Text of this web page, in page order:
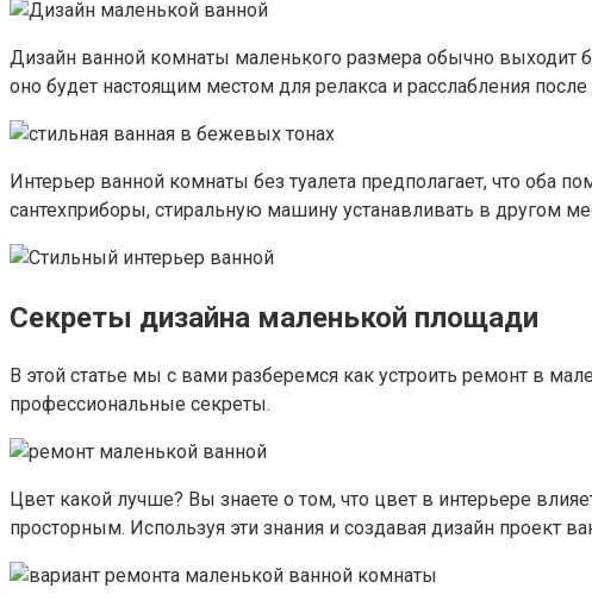
Дизайн ванной комнаты маленького размера обычно выходит
оно будет настоящим местом для релакса и расслабления
Интерьер ванной комнаты без туалета предполагает, что оба
сантехприборы, стиральную машину устанавливать в другом
Секреты дизайна маленькой площади
В этой статье мы с вами разберемся как устроить ремонт в
профессиональные секреты.
Цвет какой лучше? Вы знаете о том, что цвет в интерьере
просторным. Используя эти знания и создавая дизайн проект